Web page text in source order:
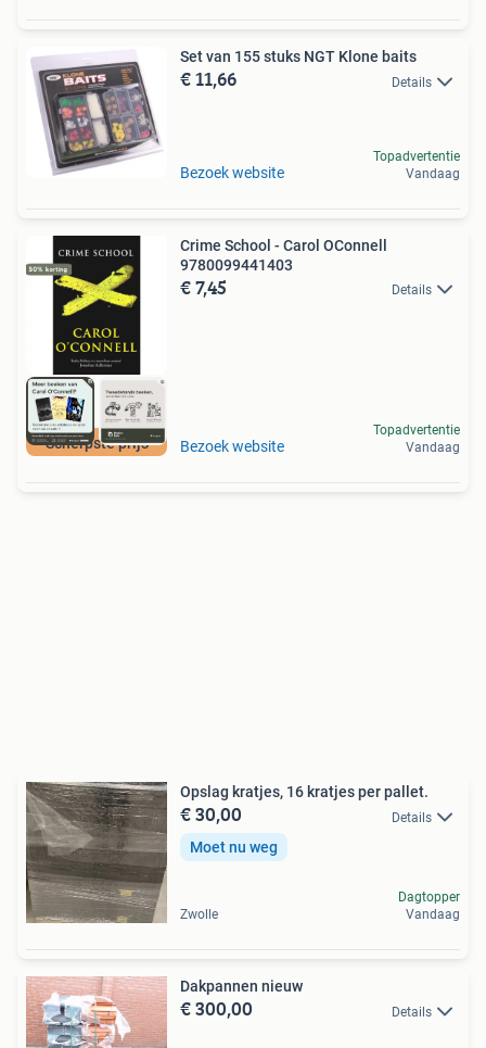
Set van 155 stuks NGT Klone baits
€ 11,66 Details
Bezoek website
Topadvertentie
Vandaag
Scherpste prijs
Crime School - Carol OConnell
9780099441403
€ 7,45 Details
Bezoek website
Topadvertentie
Vandaag
Opslag kratjes, 16 kratjes per pallet.
€ 30,00 Details
Moet nu weg
Zwolle
Dagtopper
Vandaag
Dakpannen nieuw
€ 300,00 Details